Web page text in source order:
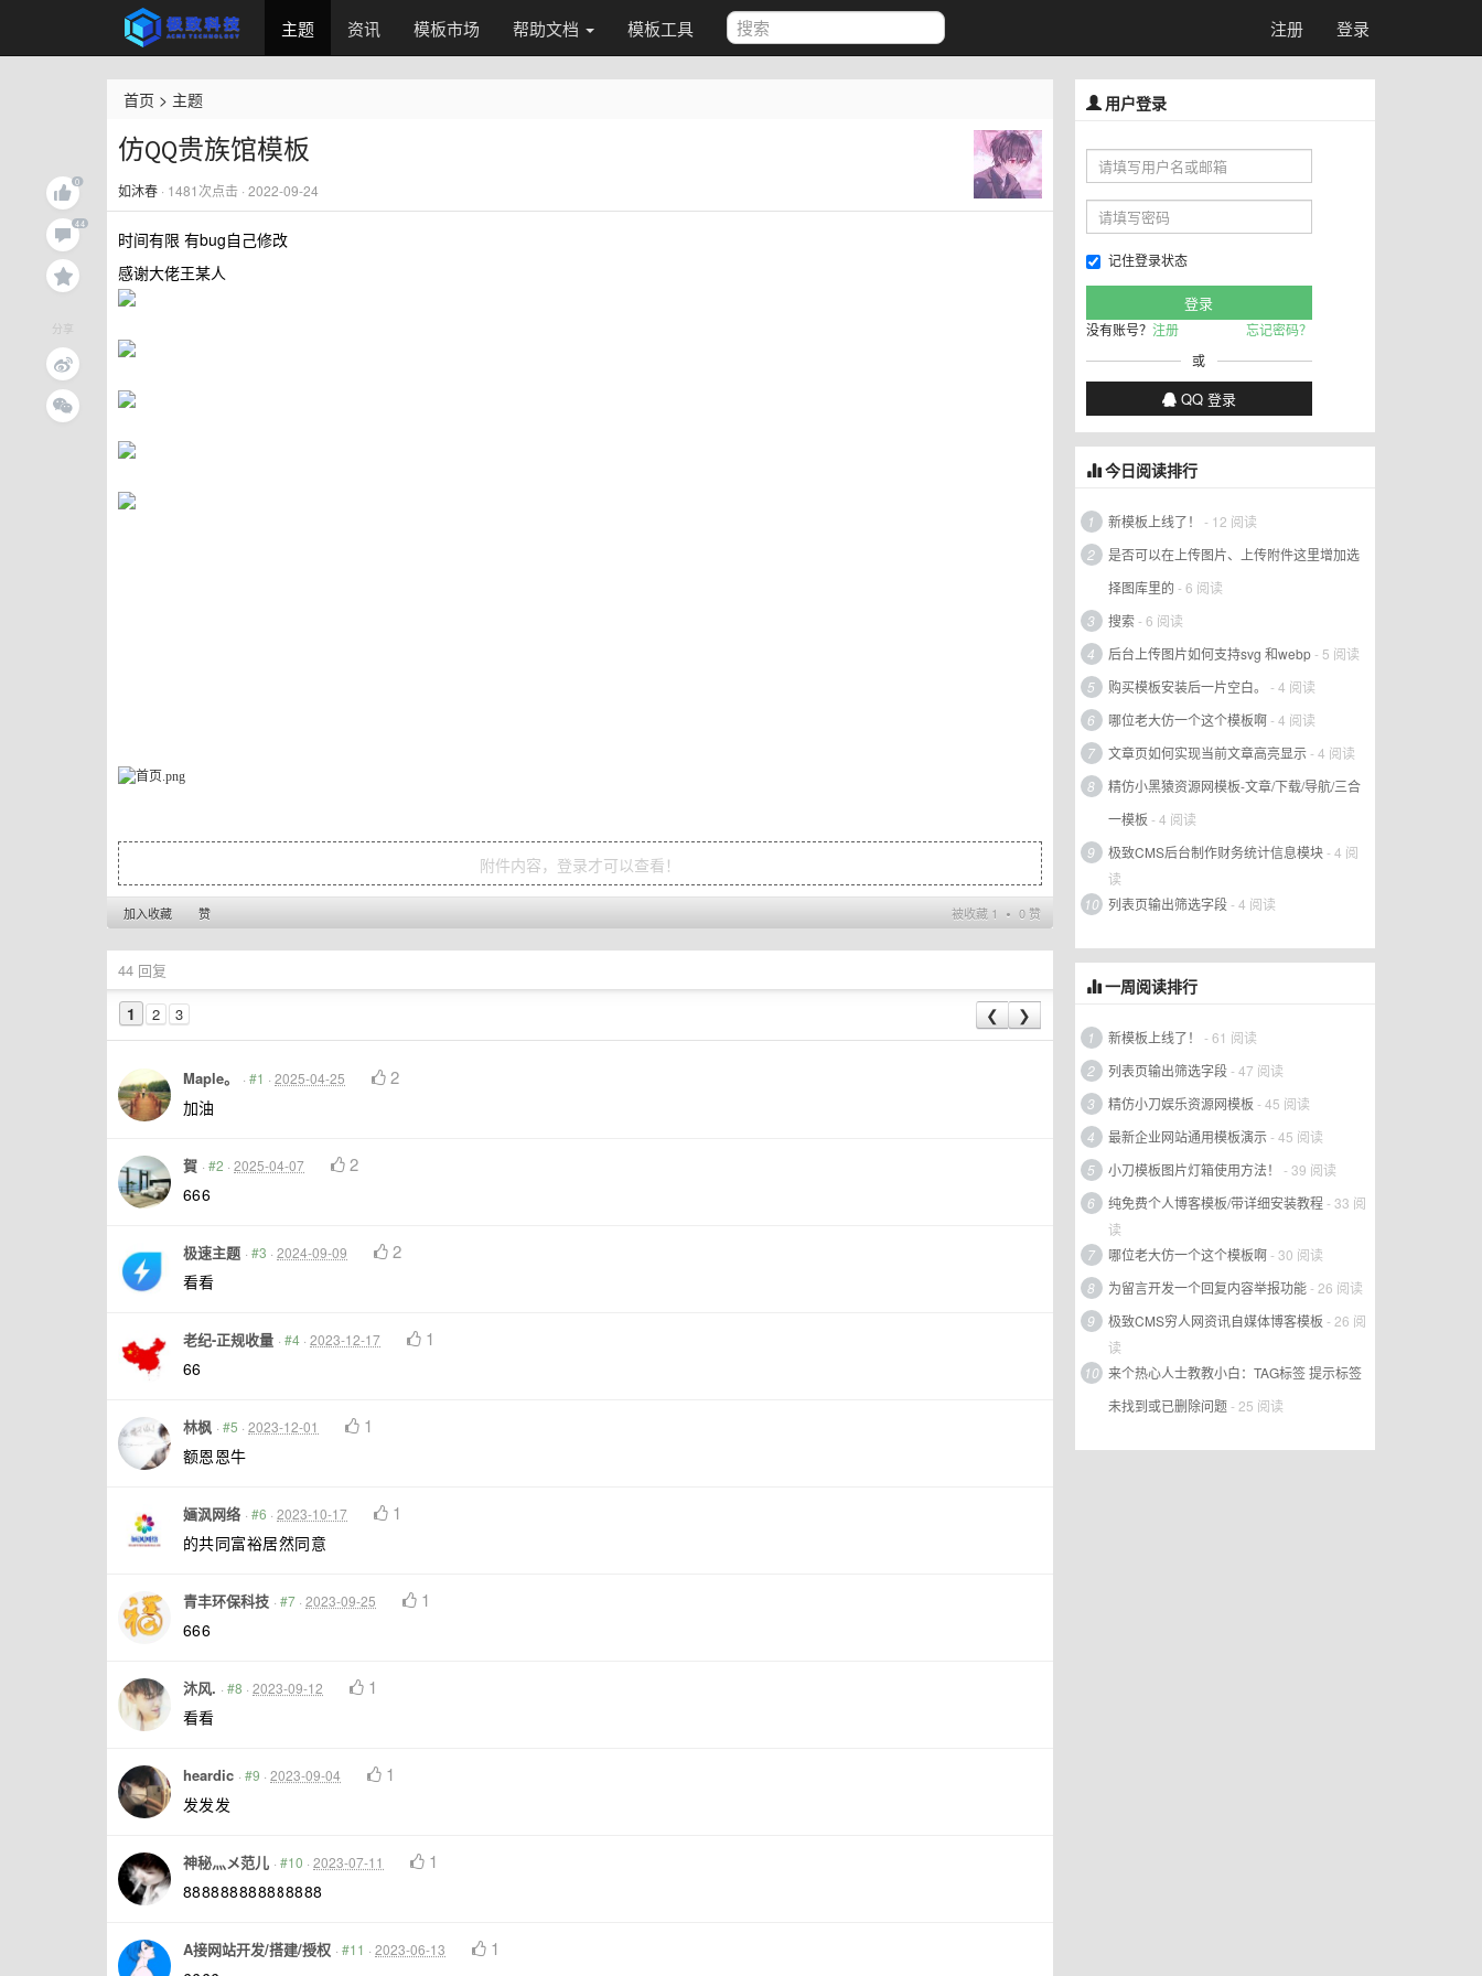
主题 资讯 模板市场 帮助文档 模板工具 注册 登录
首页 > 主题
仿QQ贵族馆模板
如沐春 · 1481 次点击 · 2022-09-24
时间有限 有bug自己修改
感谢大佬王某人
附件内容，登录才可以查看！
被收藏 1 ∙ 0 赞
加入收藏 赞
44 回复
1 2 3 ❮ ❯
Maple。 · #1 · 2025-04-25 2
加油
賀 · #2 · 2025-04-07 2
666
极速主题 · #3 · 2024-09-09 2
看看
老纪-正规收量 · #4 · 2023-12-17 1
66
林枫 · #5 · 2023-12-01 1
额恩恩牛
婳沨网络 · #6 · 2023-10-17 1
的共同富裕居然同意
青丰环保科技 · #7 · 2023-09-25 1
666
沐风. · #8 · 2023-09-12 1
看看
heardic · #9 · 2023-09-04 1
发发发
神秘灬メ范儿 · #10 · 2023-07-11 1
888888888888888
A接网站开发/搭建/授权 · #11 · 2023-06-13 1
用户登录
记住登录状态
没有账号？ 注册
忘记密码？
或
QQ 登录
今日阅读排行
1 新模板上线了！
- 12 阅读
2
是否可以在上传图片、上传附件这里增加选
择图库里的 - 6 阅读
3
搜索- 6 阅读
4
后台上传图片如何支持svg 和webp- 5 阅读
5
购买模板安装后一片空白。
- 4 阅读
6
哪位老大仿一个这个模板啊- 4 阅读
7
文章页如何实现当前文章高亮显示- 4 阅读
8
精仿小黑猿资源网模板-文章/下载/导航/三合
一模板 - 4 阅读
9
极致CMS后台制作财务统计信息模块- 4 阅
读
10 列表页输出筛选字段- 4 阅读
一周阅读排行
1 新模板上线了！
- 61 阅读
2
列表页输出筛选字段- 47 阅读
3
精仿小刀娱乐资源网模板 - 45 阅读
4
最新企业网站通用模板演示- 45 阅读
5
小刀模板图片灯箱使用方法！
- 39 阅读
6
纯免费个人博客模板/带详细安装教程- 33 阅
读
7
哪位老大仿一个这个模板啊- 30 阅读
8
为留言开发一个回复内容举报功能- 26 阅读
9
极致CMS穷人网资讯自媒体博客模板 - 26 阅
读
10 来个热心人士教教小白：TAG标签 提示标签
未找到或已删除问题- 25 阅读